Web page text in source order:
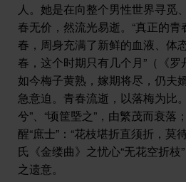
人。她是在向整个男性世界寻觅
春无价，然流光易逝。“真正的
春，周身充满了新鲜的血液、体
春，这个时期只有几个月”（《罗
如今梅子黄熟，嫁期将尽，仍夫
急意迫。青春流逝，以落梅为比
兮”、“顷筐塈之”，由繁茂而衰落
醒“庶士”：“花枝堪折直须折，莫
氏《金缕曲》之忧心“无花空折枝
之遗意。